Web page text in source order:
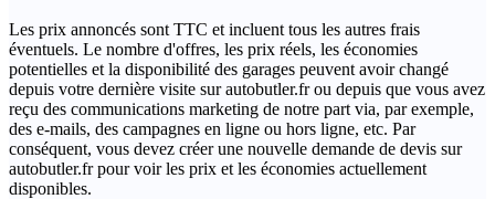
Les prix annoncés sont TTC et incluent tous les autres frais
éventuels. Le nombre d'offres, les prix réels, les économies
potentielles et la disponibilité des garages peuvent avoir changé
depuis votre dernière visite sur autobutler.fr ou depuis que vous avez
reçu des communications marketing de notre part via, par exemple,
des e-mails, des campagnes en ligne ou hors ligne, etc. Par
conséquent, vous devez créer une nouvelle demande de devis sur
autobutler.fr pour voir les prix et les économies actuellement
disponibles.